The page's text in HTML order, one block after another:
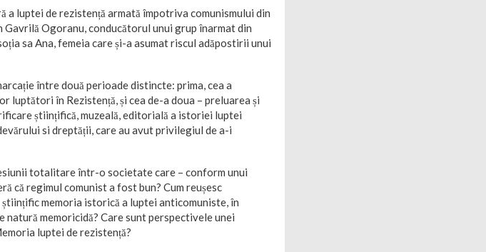
a luptei de rezistență armată împotriva comunismului din
Gavrilă Ogoranu, conducătorul unui grup înarmat din
sa Ana, femeia care și-a asumat riscul adăpostirii unui
între două perioade distincte: prima, cea a
luptători în Rezistență, și cea de-a doua – preluarea și
științifică, muzeală, editorială a istoriei luptei
si dreptății, care au avut privilegiul de a-i
totalitare într-o societate care – conform unui
că regimul comunist a fost bun? Cum reușesc
memoria istorică a luptei anticomuniste, în
memoricidă? Care sunt perspectivele unei
luptei de rezistență?